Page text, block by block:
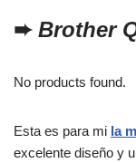
➨ Brother
No products found.
Esta es para mi la
excelente diseño y